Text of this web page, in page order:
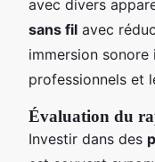
avec divers
sans fil avec
immersion sonore
professionnels et
Évaluation du
Investir dans des